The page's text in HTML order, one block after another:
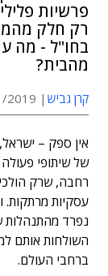
פרשיות
רק חלק
בחו"ל - מה
מהבית?
קרן גביש 15:28
אין ספק –
של שיתופי
רחבה, שרק
עסקיות מרתקות.
נפרד
השולחות אותם
ברחבי העולם.